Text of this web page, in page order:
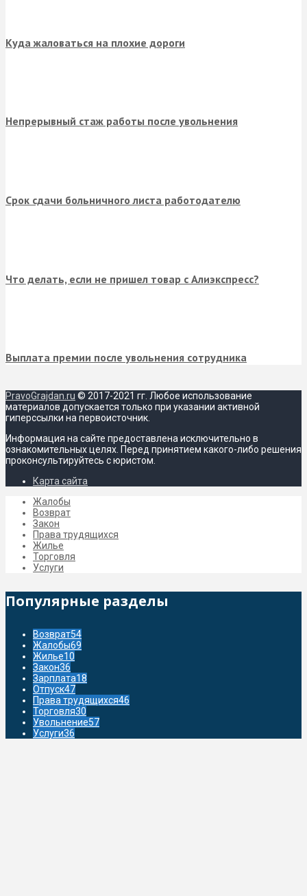
Куда жаловаться на плохие дороги
Непрерывный стаж работы после увольнения
Срок сдачи больничного листа работодателю
Что делать, если не пришел товар с Алиэкспресс?
Выплата премии после увольнения сотрудника
PravoGrajdan.ru © 2017-2021 гг. Любое использование
материалов допускается только при указании активной
гиперссылки на первоисточник.
Информация на сайте предоставлена исключительно в
ознакомительных целях. Перед принятием какого-либо решения
проконсультируйтесь с юристом.
Карта сайта
Жалобы
Возврат
Закон
Права трудящихся
Жилье
Торговля
Услуги
Популярные разделы
Возврат54
Жалобы69
Жилье10
Закон36
Зарплата18
Отпуск47
Права трудящихся46
Торговля30
Увольнение57
Услуги36